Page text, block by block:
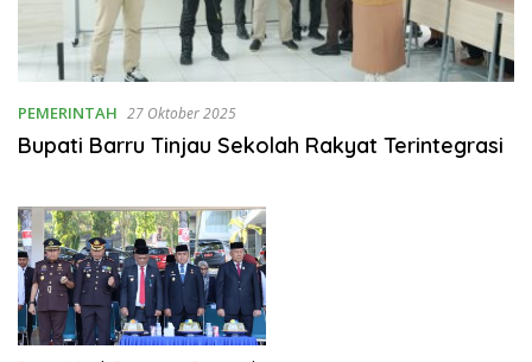
PEMERINTAH 27 Oktober 2025
Bupati Barru Tinjau Sekolah Rakyat Terintegrasi